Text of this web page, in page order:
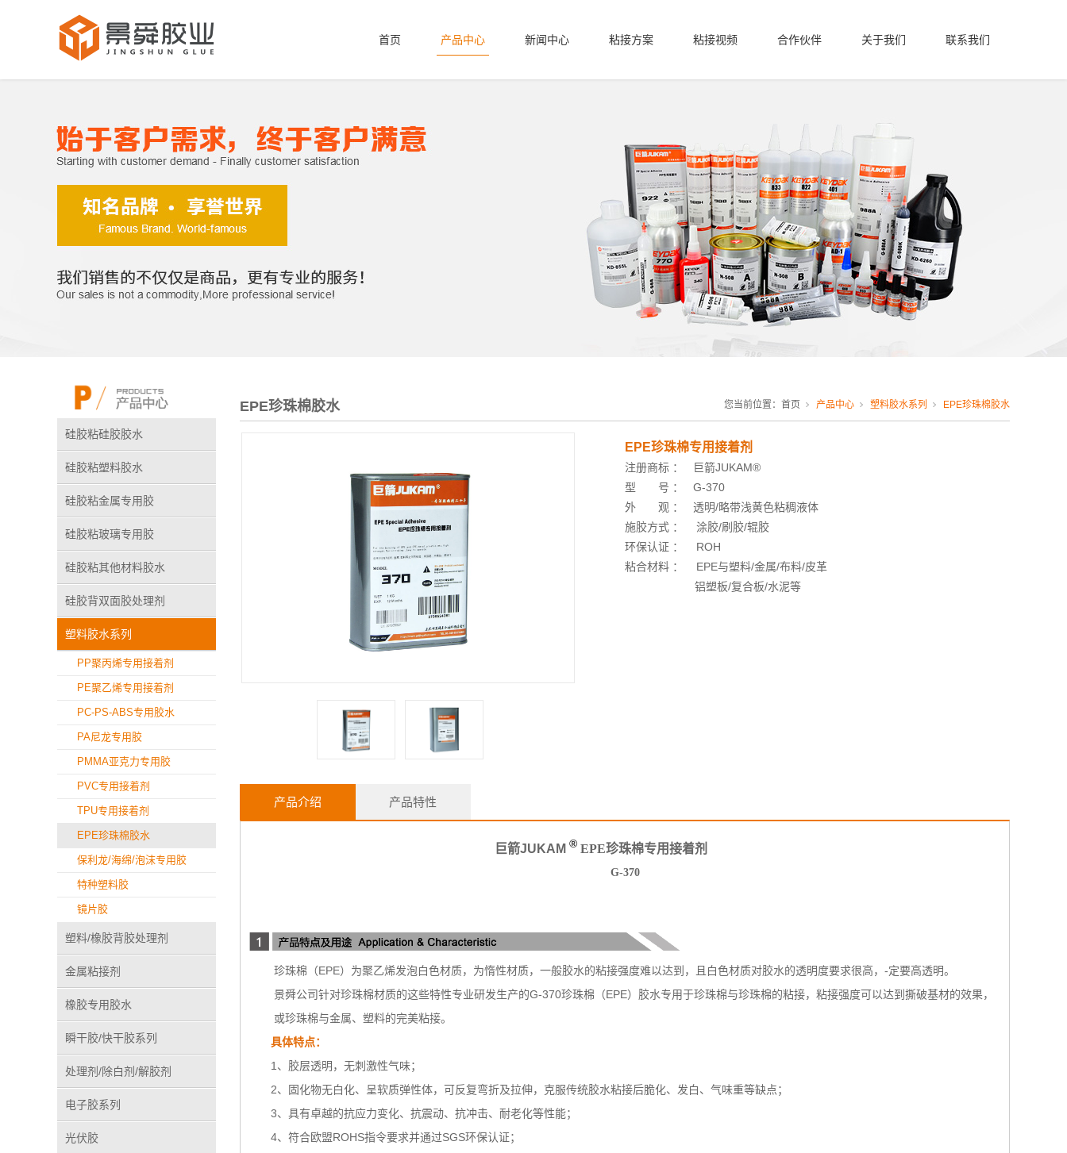
首页 产品中心 新闻中心 粘接方案 粘接视频 合作伙伴 关于我们 联系我们
硅胶粘硅胶胶水
硅胶粘塑料胶水
硅胶粘金属专用胶
硅胶粘玻璃专用胶
硅胶粘其他材料胶水
硅胶背双面胶处理剂
塑料胶水系列
PP聚丙烯专用接着剂
PE聚乙烯专用接着剂
PC-PS-ABS专用胶水
PA尼龙专用胶
PMMA亚克力专用胶
PVC专用接着剂
TPU专用接着剂
EPE珍珠棉胶水
保利龙/海绵/泡沫专用胶
特种塑料胶
镜片胶
塑料/橡胶背胶处理剂
金属粘接剂
橡胶专用胶水
瞬干胶/快干胶系列
处理剂/除白剂/解胶剂
电子胶系列
光伏胶
EPE珍珠棉胶水 您当前位置： 首页 产品中心 塑料胶水系列 EPE珍珠棉胶水
EPE珍珠棉专用接着剂
注册商标 ： 巨箭JUKAM®
型 号 ： G-370
外 观 ： 透明/略带浅黄色粘稠液体
施胶方式 ： 涂胶/刷胶/辊胶
环保认证 ： ROH
粘合材料 ： EPE与塑料/金属/布料/皮革
铝塑板/复合板/水泥等
产品介绍 产品特性
巨箭JUKAM ® EPE珍珠棉专用接着剂
G-370
珍珠棉（EPE）为聚乙烯发泡白色材质，为惰性材质，一般胶水的粘接强度难以达到，且白色材质对胶水的透明度要求很高，-定要高透明。
景舜公司针对珍珠棉材质的这些特性专业研发生产的G-370珍珠棉（EPE）胶水专用于珍珠棉与珍珠棉的粘接，粘接强度可以达到撕破基材的效果，
或珍珠棉与金属、塑料的完美粘接。
具体特点：
1、胶层透明，无刺激性气味；
2、固化物无白化、呈软质弹性体，可反复弯折及拉伸，克服传统胶水粘接后脆化、发白、气味重等缺点；
3、具有卓越的抗应力变化、抗震动、抗冲击、耐老化等性能；
4、符合欧盟ROHS指令要求并通过SGS环保认证；